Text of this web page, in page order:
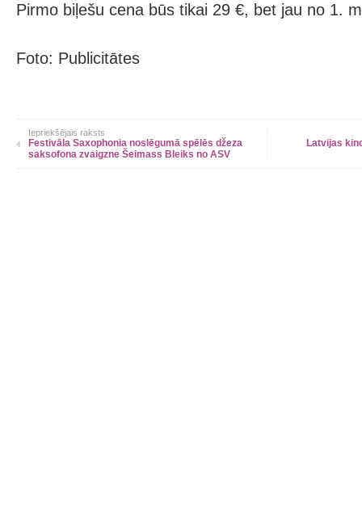
Pirmo biļešu cena būs tikai 29 €, bet jau no 1.
Foto: Publicitātes
Iepriekšējais raksts
Festivāla Saxophonia noslēgumā spēlēs džeza
saksofona zvaigzne Šeimass Bleiks no ASV
Latvijas